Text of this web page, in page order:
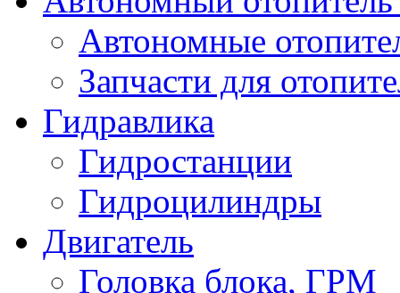
Автономные
Запчасти для
Гидравлика
Гидростанции
Гидроцилиндры
Двигатель
Головка блока, ГРМ